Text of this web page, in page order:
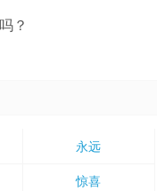
？
永远
惊喜